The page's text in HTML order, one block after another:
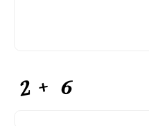
CAPTCHA